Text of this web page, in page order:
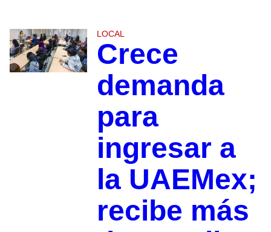
LOCAL
Crece
demanda
para
ingresar a
la UAEMex;
recibe más